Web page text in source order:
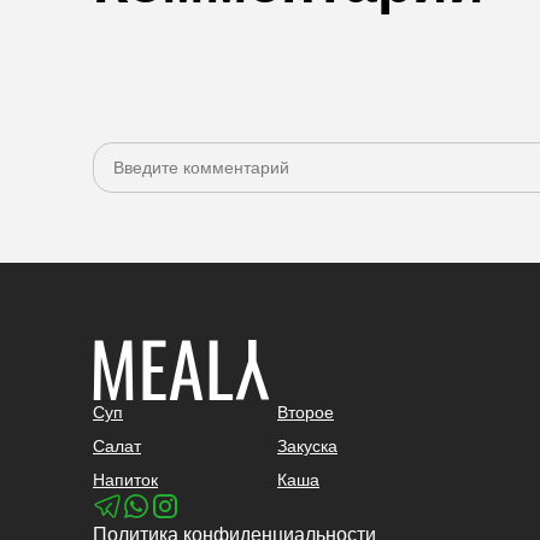
Суп
Второе
Салат
Закуска
Напиток
Каша
Политика конфиденциальности